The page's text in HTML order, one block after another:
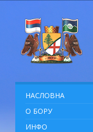
НАСЛОВНА
О БОРУ
ИНФО